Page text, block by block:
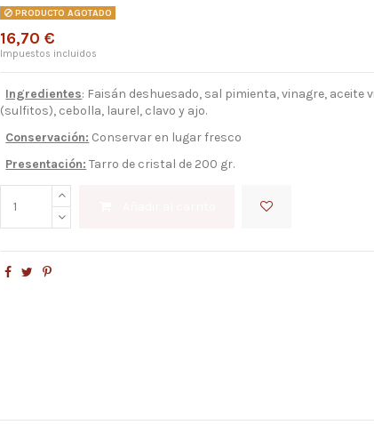
PRODUCTO AGOTADO
16,70 €
Impuestos incluidos
Ingredientes: Faisán deshuesado, sal pimienta, vinagre, aceite
(sulfitos), cebolla, laurel, clavo y ajo.
Conservación: Conservar en lugar fresco
Presentación: Tarro de cristal de 200 gr.